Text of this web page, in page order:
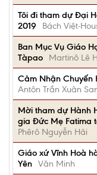
Tôi đi tham dự Đại
2019
Bách Việt-
Ban Mục Vụ Giáo
Tàpao
Martinô Lê
Cảm Nhận Chuyến
Antôn Trần Xuân
Mời tham dự Hành
gia Đức Mẹ Fatima
Phêrô Nguyễn Hải
Giáo xứ Vĩnh Hoà
Yên Văn Minh